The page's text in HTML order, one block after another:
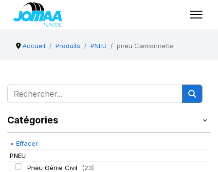
Accueil Produits PNEU pneu Camionnette
Catégories
× Effacer
PNEU
Pneu Génie Civil
(23)